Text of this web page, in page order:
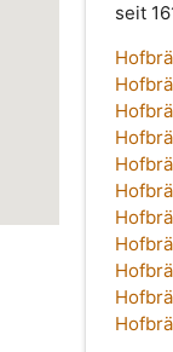
seit